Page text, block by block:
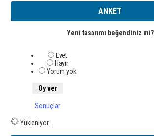
ANKET
Yeni tasarımı beğendiniz mi?
Evet
Hayır
Yorum yok
Sonuçlar
Yükleniyor ...